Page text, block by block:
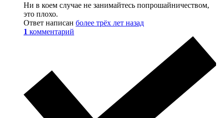
Ни в коем случае не занимайтесь попрошайничеством,
это плохо.
Ответ написан более трёх лет назад
1 комментарий